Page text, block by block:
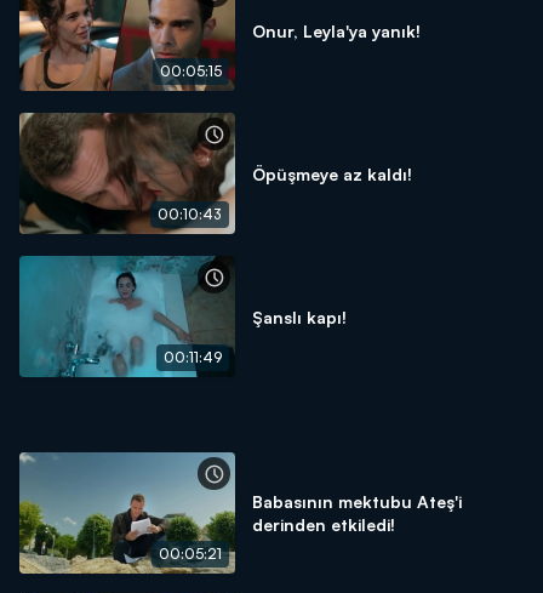
00:05:15
Onur, Leyla'ya yanık!
00:10:43
Öpüşmeye az kaldı!
00:11:49
Şanslı kapı!
00:05:21
Babasının mektubu Ateş'i
derinden etkiledi!